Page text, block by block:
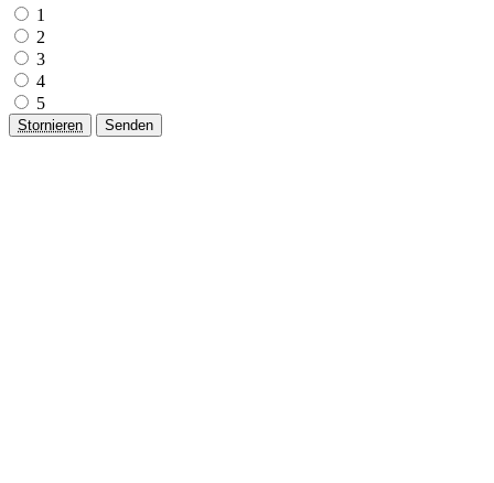
1
2
3
4
5
Stornieren Senden